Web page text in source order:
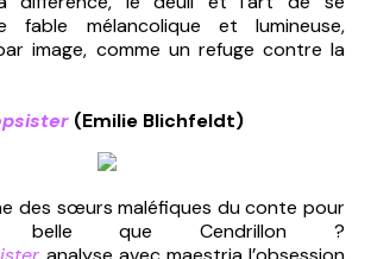
fable mélancolique et lumineuse,
image, comme un refuge contre la
(Emilie Blichfeldt)
des sœurs maléfiques du conte pour
belle que Cendrillon ?